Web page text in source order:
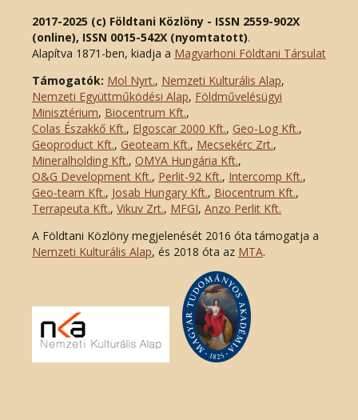
2017-2025 (c) Földtani Közlöny - ISSN 2559-902X
(online), ISSN 0015-542X (nyomtatott).
Alapítva 1871-ben, kiadja a Magyarhoni Földtani Társulat
Támogatók: Mol Nyrt., Nemzeti Kulturális Alap,
Nemzeti Együttműködési Alap, Földművelésügyi
Minisztérium, Biocentrum Kft.,
Colas Északkő Kft., Elgoscar 2000 Kft., Geo-Log Kft.,
Geoproduct Kft., Geoteam Kft., Mecsekérc Zrt.,
Mineralholding Kft., OMYA Hungária Kft.,
O&G Development Kft., Perlit-92 Kft., Intercomp Kft.,
Geo-team Kft., Josab Hungary Kft., Biocentrum Kft.,
Terrapeuta Kft., Vikuv Zrt., MFGI, Anzo Perlit Kft.
A Földtani Közlöny megjelenését 2016 óta támogatja a
Nemzeti Kulturális Alap, és 2018 óta az MTA.